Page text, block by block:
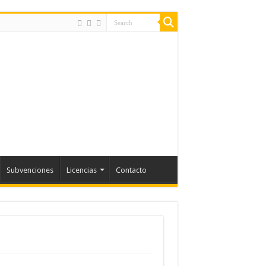
Subvenciones Licencias Contacto